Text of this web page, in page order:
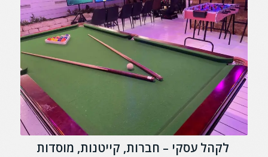
לקהל עסקי – חברות, קייטנות, מוסדות